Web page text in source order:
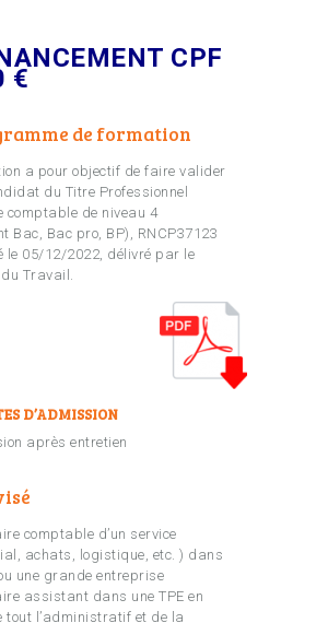
CPF
€
de formation
a pour objectif de faire valider
du Titre Professionnel
comptable de niveau 4
Bac, Bac pro, BP), RNCP37123
le 05/12/2022, délivré par le
Travail.
D’ADMISSION
après entretien
comptable d’un service
achats, logistique, etc. ) dans
une grande entreprise
assistant dans une TPE en
tout l’administratif et de la